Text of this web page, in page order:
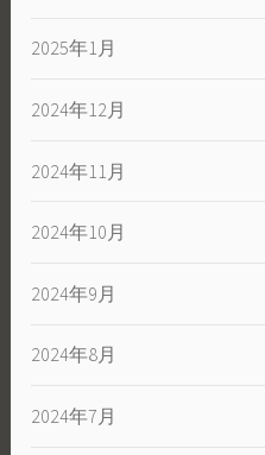
2025年1月
2024年12月
2024年11月
2024年10月
2024年9月
2024年8月
2024年7月